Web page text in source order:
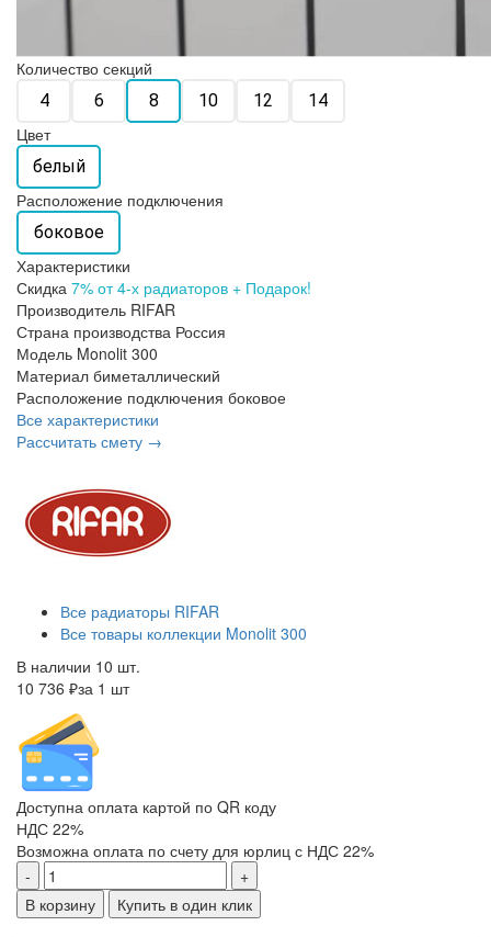
Количество секций
4 6 8 10 12 14
Цвет
белый
Расположение подключения
боковое
Характеристики
Скидка 7% от 4-х радиаторов + Подарок!
Производитель RIFAR
Страна производства Россия
Модель Monolit 300
Материал биметаллический
Расположение подключения боковое
Все характеристики
Рассчитать смету →
Все радиаторы RIFAR
Все товары коллекции Monolit 300
В наличии 10 шт.
10 736 ₽за 1 шт
Доступна оплата картой по QR коду
НДС 22%
Возможна оплата по счету для юрлиц с НДС 22%
-
+
В корзину
Купить в один клик